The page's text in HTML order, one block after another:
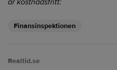
är kostnadsfritt:
Finansinspektionen
Realtid.se